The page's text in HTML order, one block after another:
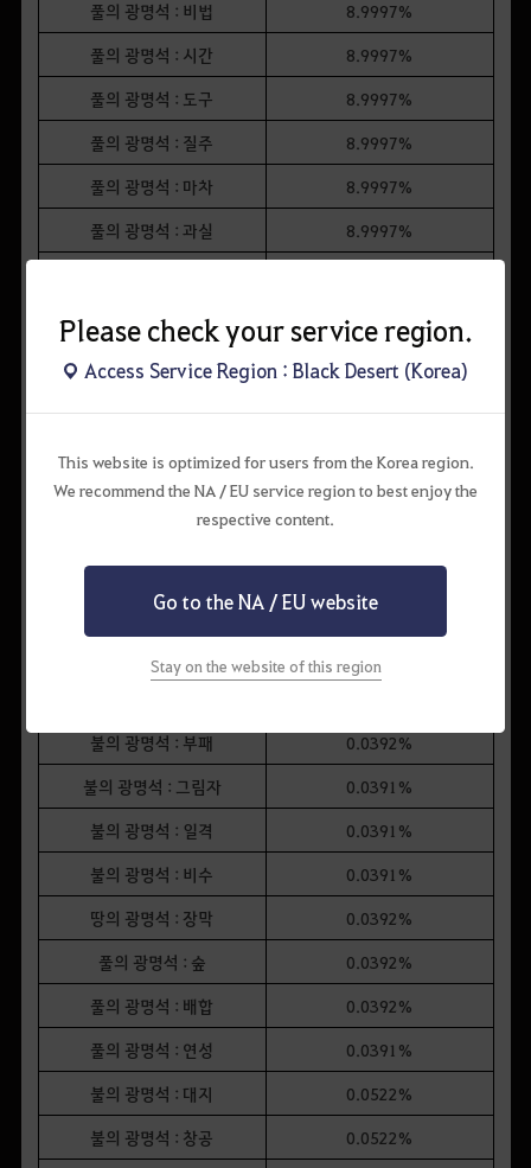
Please check your service region.
Access Service Region : Black Desert (Korea)
This website is optimized for users from the Korea region.
We recommend the NA / EU service region to best enjoy the
respective content.
Go to the NA / EU website
Stay on the website of this region
풀의 광명석 : 비법 8.9997%
풀의 광명석 : 시간 8.9997%
풀의 광명석 : 도구 8.9997%
풀의 광명석 : 질주 8.9997%
풀의 광명석 : 마차 8.9997%
풀의 광명석 : 과실 8.9997%
풀의 광명석 : 수완 8.9996%
정화된 광명석
오색빛 광명석
바람의 광명석 : 행운
불의 광명석 : 광폭 0.0160%
풀의 광명석 : 야생 0.0160%
불의 광명석 : 부패 0.0392%
불의 광명석 : 그림자 0.0391%
불의 광명석 : 일격 0.0391%
불의 광명석 : 비수 0.0391%
땅의 광명석 : 장막 0.0392%
풀의 광명석 : 숲 0.0392%
풀의 광명석 : 배합 0.0392%
풀의 광명석 : 연성 0.0391%
불의 광명석 : 대지 0.0522%
불의 광명석 : 창공 0.0522%